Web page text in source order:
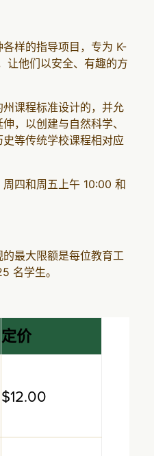
样的指导项目，专为 K-
让他们以安全、有趣的方
课程标准设计的，并允
，以创建与自然科学、
等传统学校课程相对应
四和周五上午 10:00 和
最大限额是每位教育工
名学生。
定价
$12.00